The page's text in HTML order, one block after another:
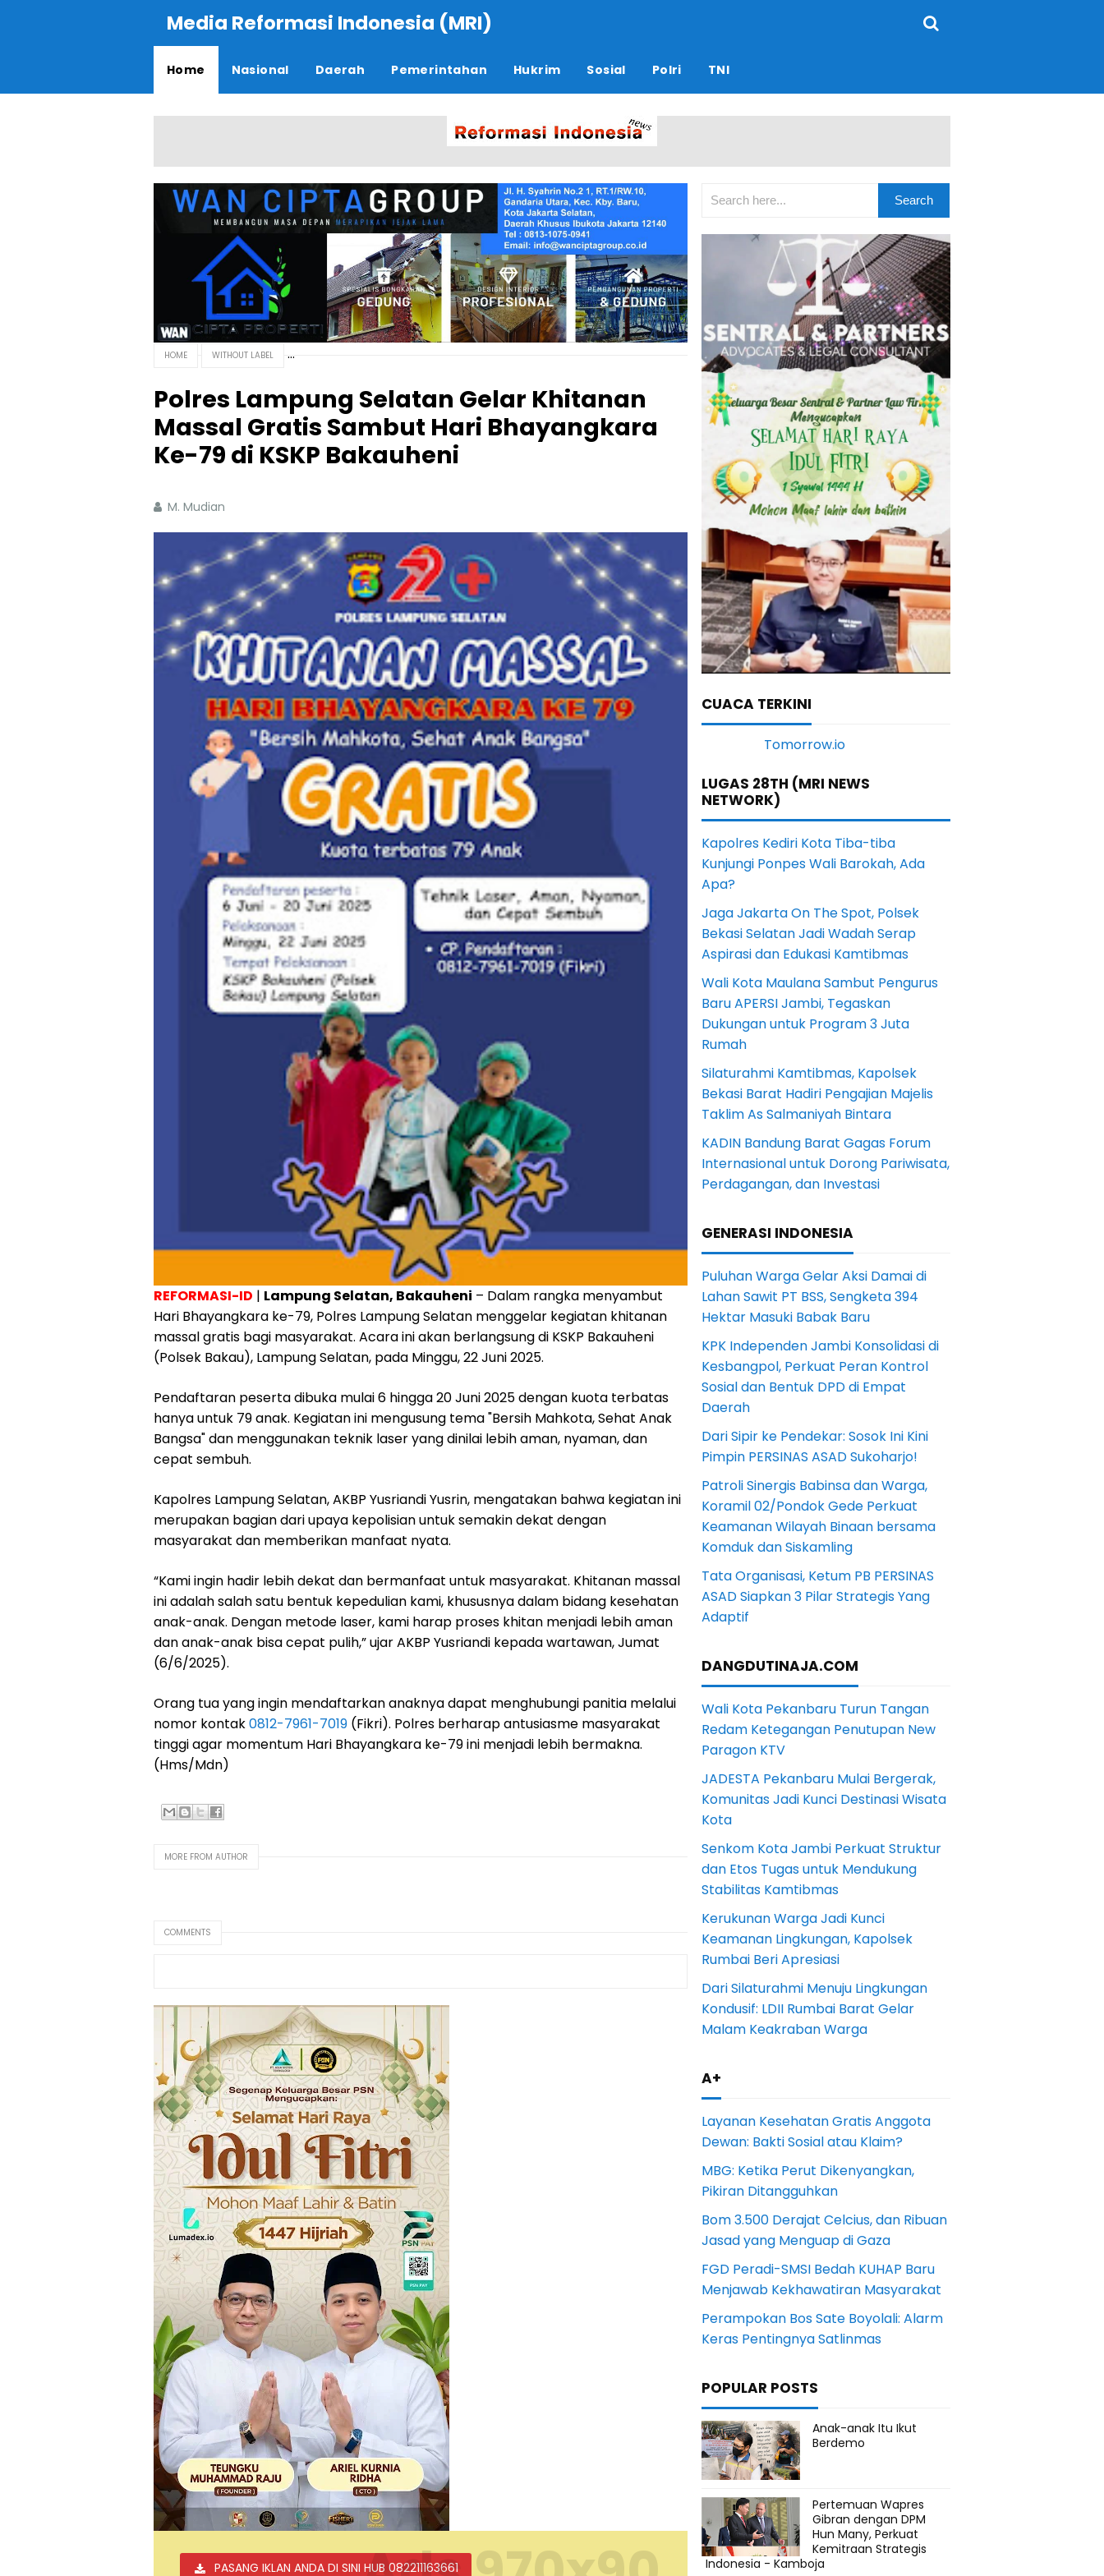
Media Reformasi Indonesia (MRI)
Home Nasional Daerah Pemerintahan Hukrim Sosial Polri TNI
HOME WITHOUT LABEL
Polres Lampung Selatan Gelar Khitanan
Massal Gratis Sambut Hari Bhayangkara
Ke-79 di KSKP Bakauheni
M. Mudian
REFORMASI-ID | Lampung Selatan, Bakauheni – Dalam rangka menyambut
Hari Bhayangkara ke-79, Polres Lampung Selatan menggelar kegiatan khitanan
massal gratis bagi masyarakat. Acara ini akan berlangsung di KSKP Bakauheni
(Polsek Bakau), Lampung Selatan, pada Minggu, 22 Juni 2025.
Pendaftaran peserta dibuka mulai 6 hingga 20 Juni 2025 dengan kuota terbatas
hanya untuk 79 anak. Kegiatan ini mengusung tema "Bersih Mahkota, Sehat Anak
Bangsa" dan menggunakan teknik laser yang dinilai lebih aman, nyaman, dan
cepat sembuh.
Kapolres Lampung Selatan, AKBP Yusriandi Yusrin, mengatakan bahwa kegiatan ini
merupakan bagian dari upaya kepolisian untuk semakin dekat dengan
masyarakat dan memberikan manfaat nyata.
“Kami ingin hadir lebih dekat dan bermanfaat untuk masyarakat. Khitanan massal
ini adalah salah satu bentuk kepedulian kami, khususnya dalam bidang kesehatan
anak-anak. Dengan metode laser, kami harap proses khitan menjadi lebih aman
dan anak-anak bisa cepat pulih,” ujar AKBP Yusriandi kepada wartawan, Jumat
(6/6/2025).
Orang tua yang ingin mendaftarkan anaknya dapat menghubungi panitia melalui
nomor kontak0812-7961-7019 (Fikri). Polres berharap antusiasme masyarakat
tinggi agar momentum Hari Bhayangkara ke-79 ini menjadi lebih bermakna.
(Hms/Mdn)
MORE FROM AUTHOR
COMMENTS
PASANG IKLAN ANDA DI SINI HUB 082211163661
CUACA TERKINI
LUGAS 28TH (MRI NEWS
NETWORK)
Kapolres Kediri Kota Tiba-tiba
Kunjungi Ponpes Wali Barokah, Ada
Apa?
Jaga Jakarta On The Spot, Polsek
Bekasi Selatan Jadi Wadah Serap
Aspirasi dan Edukasi Kamtibmas
Wali Kota Maulana Sambut Pengurus
Baru APERSI Jambi, Tegaskan
Dukungan untuk Program 3 Juta
Rumah
Silaturahmi Kamtibmas, Kapolsek
Bekasi Barat Hadiri Pengajian Majelis
Taklim As Salmaniyah Bintara
KADIN Bandung Barat Gagas Forum
Internasional untuk Dorong Pariwisata,
Perdagangan, dan Investasi
GENERASI INDONESIA
Puluhan Warga Gelar Aksi Damai di
Lahan Sawit PT BSS, Sengketa 394
Hektar Masuki Babak Baru
KPK Independen Jambi Konsolidasi di
Kesbangpol, Perkuat Peran Kontrol
Sosial dan Bentuk DPD di Empat
Daerah
Dari Sipir ke Pendekar: Sosok Ini Kini
Pimpin PERSINAS ASAD Sukoharjo!
Patroli Sinergis Babinsa dan Warga,
Koramil 02/Pondok Gede Perkuat
Keamanan Wilayah Binaan bersama
Komduk dan Siskamling
Tata Organisasi, Ketum PB PERSINAS
ASAD Siapkan 3 Pilar Strategis Yang
Adaptif
DANGDUTINAJA.COM
Wali Kota Pekanbaru Turun Tangan
Redam Ketegangan Penutupan New
Paragon KTV
JADESTA Pekanbaru Mulai Bergerak,
Komunitas Jadi Kunci Destinasi Wisata
Kota
Senkom Kota Jambi Perkuat Struktur
dan Etos Tugas untuk Mendukung
Stabilitas Kamtibmas
Kerukunan Warga Jadi Kunci
Keamanan Lingkungan, Kapolsek
Rumbai Beri Apresiasi
Dari Silaturahmi Menuju Lingkungan
Kondusif: LDII Rumbai Barat Gelar
Malam Keakraban Warga
A+
Layanan Kesehatan Gratis Anggota
Dewan: Bakti Sosial atau Klaim?
MBG: Ketika Perut Dikenyangkan,
Pikiran Ditangguhkan
Bom 3.500 Derajat Celcius, dan Ribuan
Jasad yang Menguap di Gaza
FGD Peradi-SMSI Bedah KUHAP Baru
Menjawab Kekhawatiran Masyarakat
Perampokan Bos Sate Boyolali: Alarm
Keras Pentingnya Satlinmas
POPULAR POSTS
Anak-anak Itu Ikut
Berdemo
Pertemuan Wapres
Gibran dengan DPM
Hun Many, Perkuat
Kemitraan Strategis
Indonesia - Kamboja